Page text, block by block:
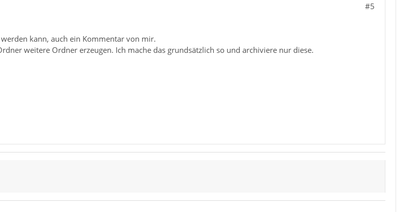
#5
kann, auch ein Kommentar von mir.
weitere Ordner erzeugen. Ich mache das grundsätzlich so und archiviere nur diese.